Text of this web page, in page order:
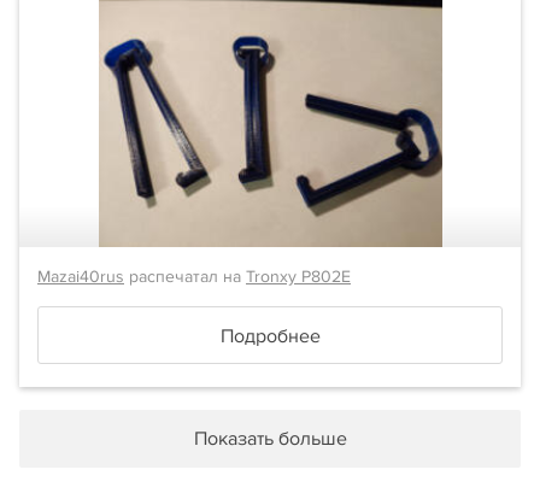
Mazai40rus распечатал на Tronxy P802E
Подробнее
Показать больше